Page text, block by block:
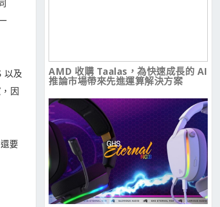
以及
因
要
AMD 收購 Taalas，為快速成長的 AI
推論市場帶來先進運算解決方案